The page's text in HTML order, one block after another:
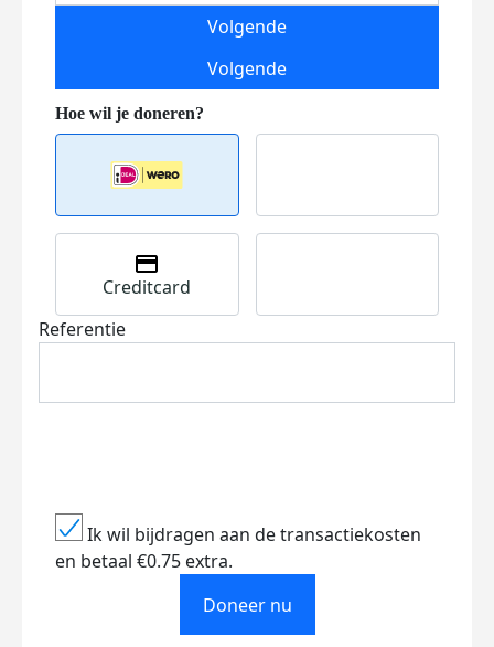
Volgende
Volgende
Creditcard
Referentie
Ik wil bijdragen aan de transactiekosten
en betaal €0.75 extra.
Doneer nu